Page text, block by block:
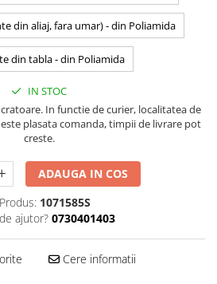
din aliaj, fara umar) - din Poliamida
din tabla - din Poliamida
IN STOC
In functie de curier, localitatea de
plasata comanda, timpii de livrare pot
creste.
ADAUGA IN COS
1071585S
ajutor? 0730401403
Cere informatii